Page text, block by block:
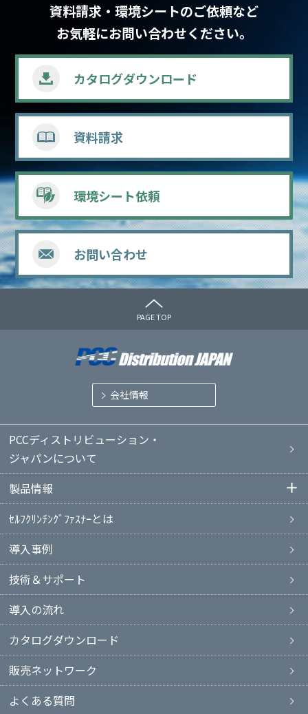
資料請求・環境シートのご依頼など
お気軽にお問い合わせください。
カタログダウンロード
資料請求
環境シート依頼
お問い合わせ
PAGE TOP
会社情報
PCCディストリビューション・
ジャパンについて
製品情報
ｾﾙﾌｸﾘﾝﾁﾝｸﾞﾌｧｽﾅｰとは
導入事例
技術＆サポート
導入の流れ
カタログダウンロード
販売ネットワーク
よくある質問